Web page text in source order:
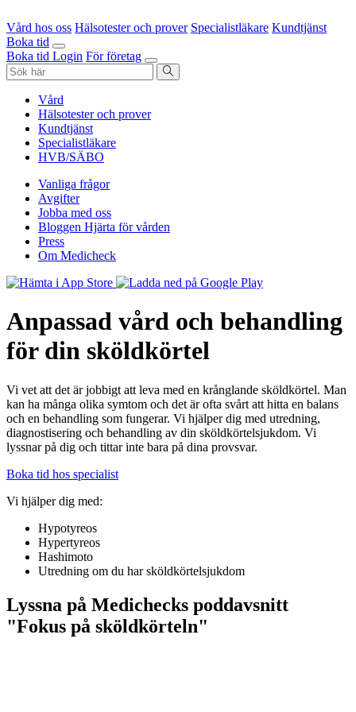
Vård hos oss Hälsotester och prover Specialistläkare Kundtjänst
Boka tid
Boka tid Login För företag
Vård
Hälsotester och prover
Kundtjänst
Specialistläkare
HVB/SÄBO
Vanliga frågor
Avgifter
Jobba med oss
Bloggen Hjärta för vården
Press
Om Medicheck
Anpassad vård och behandling
för din sköldkörtel
Vi vet att det är jobbigt att leva med en krånglande sköldkörtel. Man
kan ha många olika symtom och det är ofta svårt att hitta en balans
och en behandling som fungerar. Vi hjälper dig med utredning,
diagnostisering och behandling av din sköldkörtelsjukdom. Vi
lyssnar på dig och tittar inte bara på dina provsvar.
Boka tid hos specialist
Vi hjälper dig med:
Hypotyreos
Hypertyreos
Hashimoto
Utredning om du har sköldkörtelsjukdom
Lyssna på Medichecks poddavsnitt
"Fokus på sköldkörteln"